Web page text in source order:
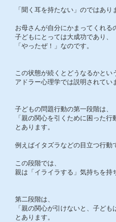
「聞く耳を持たない」のではあり
お母さんが自分にかまってくれる
子どもにとっては大成功であり、
「やったぜ！」なのです。
この状態が続くとどうなるかとい
アドラー心理学では説明されてい
子どもの問題行動の第一段階は、
「親の関心を引くために困った行
とあります。
例えばイタズラなどの目立つ行動
この段階では、
親は「イライラする」気持ちを持
第二段階は、
「親の関心が引けないと、子ども
とあります。